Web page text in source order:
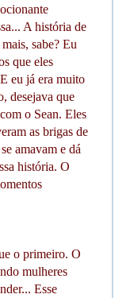
A história de
sabe? Eu
que eles
eu já era muito
desejava que
o Sean. Eles
as brigas de
amavam e dá
história. O
o primeiro. O
mulheres
Esse